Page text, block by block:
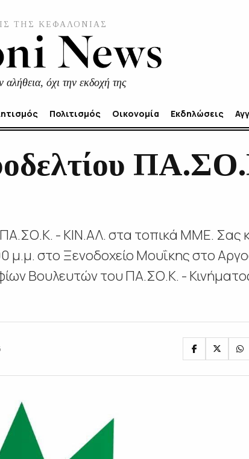
ΤΗΣ ΚΕΦΑΛΟΝΙΑΣ
αλήθεια, όχι την εκδοχή της
Πολιτισμός Οικονομία Εκδηλώσεις
- ΚΙΝ.ΑΛ. στα τοπικά ΜΜΕ. Σας
στο Ξενοδοχείο Μουΐκης στο
Βουλευτών του ΠΑ.ΣΟ.Κ. -